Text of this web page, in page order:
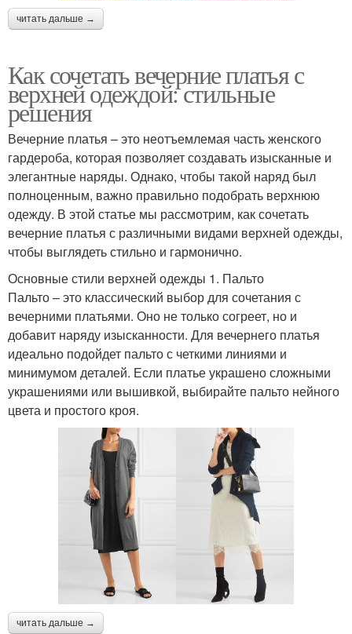
читать дальше →
Как сочетать вечерние платья с
верхней одеждой: стильные
решения
Вечерние платья – это неотъемлемая часть женского
гардероба, которая позволяет создавать изысканные и
элегантные наряды. Однако, чтобы такой наряд был
полноценным, важно правильно подобрать верхнюю
одежду. В этой статье мы рассмотрим, как сочетать
вечерние платья с различными видами верхней одежды,
чтобы выглядеть стильно и гармонично.
Основные стили верхней одежды 1. Пальто
Пальто – это классический выбор для сочетания с
вечерними платьями. Оно не только согреет, но и
добавит наряду изысканности. Для вечернего платья
идеально подойдет пальто с четкими линиями и
минимумом деталей. Если платье украшено сложными
украшениями или вышивкой, выбирайте пальто нейного
цвета и простого кроя.
читать дальше →